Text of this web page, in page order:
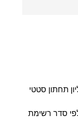
עליון תחתון סטטי
סדר רשימת